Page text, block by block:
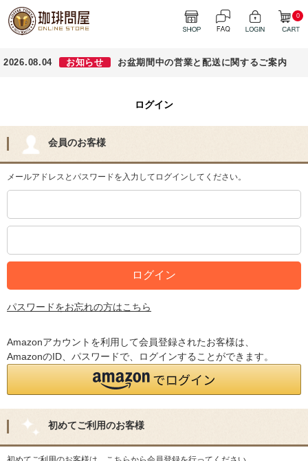
0
2026.08.04 お知らせ お盆期間中の営業と配送に関するご案内
ログイン
会員のお客様
メールアドレスとパスワードを入力してログインしてください。
パスワードをお忘れの方はこちら
Amazonアカウントを利用して会員登録されたお客様は、
AmazonのID、パスワードで、ログインすることができます。
初めてご利用のお客様